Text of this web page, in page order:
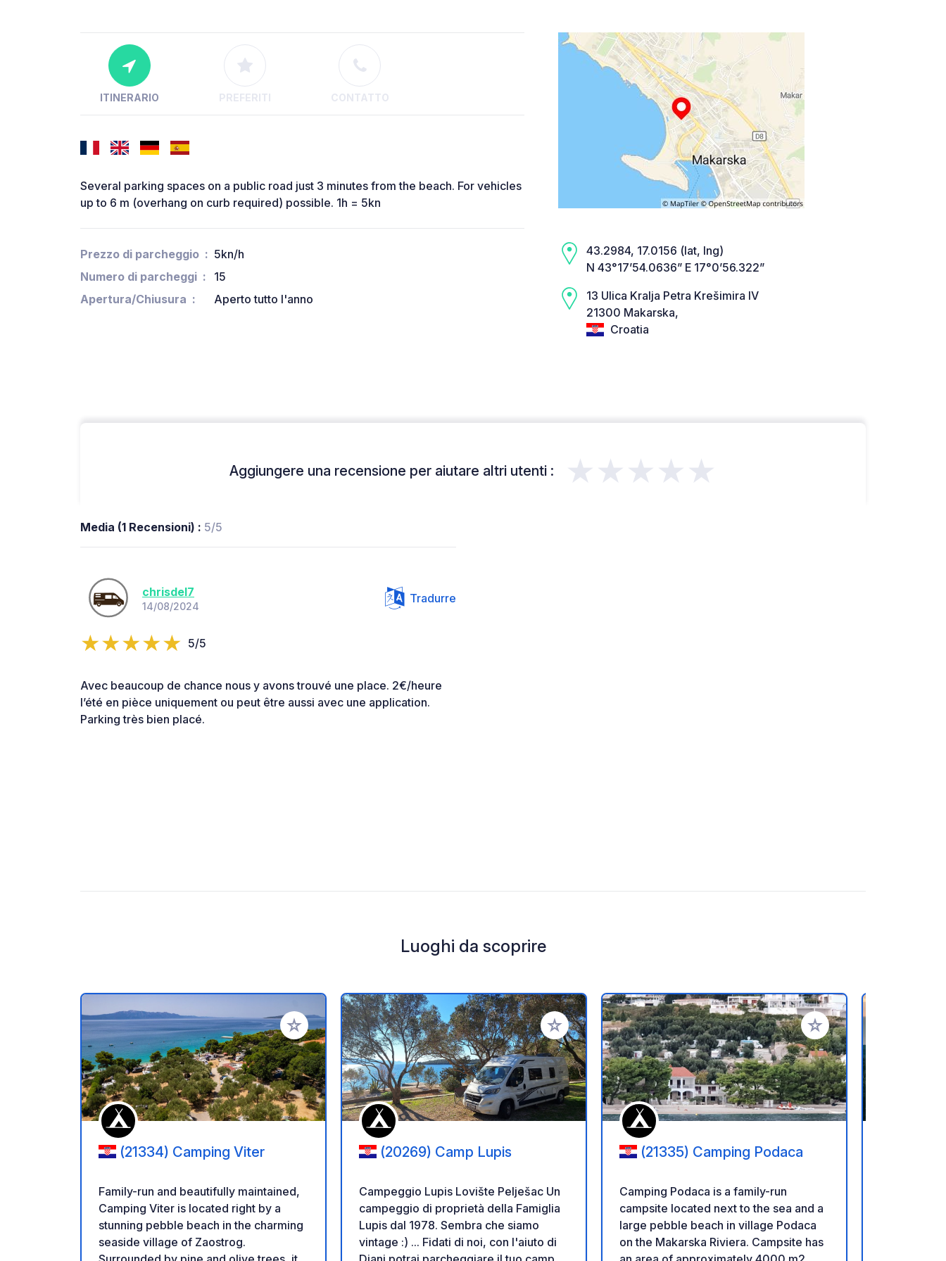
ITINERARIO PREFERITI CONTATTO
Several parking spaces on a public road just 3 minutes from the beach. For vehicles
up to 6 m (overhang on curb required) possible. 1h = 5kn
Prezzo di parcheggio
5kn/h
Numero di parcheggi
15
Apertura/Chiusura
Aperto tutto l'anno
43.2984, 17.0156 (lat, lng)
N 43°17’54.0636” E 17°0’56.322”
13 Ulica Kralja Petra Krešimira IV
21300 Makarska,
Croatia
Aggiungere una recensione per aiutare altri utenti : ★★★★★
Media (1 Recensioni) : 5/5
chrisdel7
14/08/2024
Tradurre
5/5
Avec beaucoup de chance nous y avons trouvé une place. 2€/heure
l’été en pièce uniquement ou peut être aussi avec une application.
Parking très bien placé.
Luoghi da scoprire
Aggiungi ai tuoi preferiti
(21334) Camping Viter
Family-run and beautifully maintained,
Camping Viter is located right by a
stunning pebble beach in the charming
seaside village of Zaostrog.
Aggiungi ai tuoi preferiti
(20269) Camp Lupis
Campeggio Lupis Lovište Pelješac Un
campeggio di proprietà della Famiglia
Lupis dal 1978. Sembra che siamo
vintage :) ... Fidati di noi, con l'aiuto di
Aggiungi ai tuoi preferiti
(21335) Camping Podaca
Camping Podaca is a family-run
campsite located next to the sea and a
large pebble beach in village Podaca
on the Makarska Riviera. Campsite has